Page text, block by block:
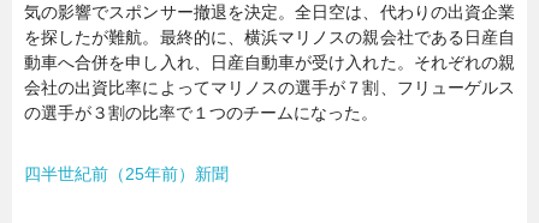
気の影響でスポンサー撤退を決定。全日空は、代わりの出資企業
を探したが難航。最終的に、横浜マリノスの親会社である日産自
動車へ合併を申し入れ、日産自動車が受け入れた。それぞれの親
会社の出資比率によってマリノスの選手が７割、フリューゲルス
の選手が３割の比率で１つのチームになった。
四半世紀前（25年前）新聞